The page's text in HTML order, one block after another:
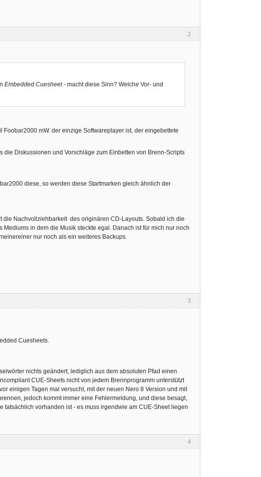
2
Embedded Cuesheet- macht diese Sinn? Welche Vor- und
mW. der einzige Softwareplayer ist, der eingebettete
Diskussionen und Vorschläge zum Einbetten von Brenn-Scripts
diese, so werden diese Startmarken gleich ähnlich der
Nachvollziehbarkeit des originären CD-Layouts. Sobald ich die
in dem die Musik steckte egal. Danach ist für mich nur noch
nur noch als ein weiteres Backups.
3
Cuesheets.
nichts geändert, lediglich aus dem absoluten Pfad einen
CUE-Sheets nicht von jedem Brennprogramm unterstützt
einigen Tagen mal versucht, mit der neuen Nero 8 Version und mit
jedoch kommt immer eine Fehlermeldung, und diese besagt,
tatsächlich vorhanden ist - es muss irgendwie am CUE-Sheet liegen
4